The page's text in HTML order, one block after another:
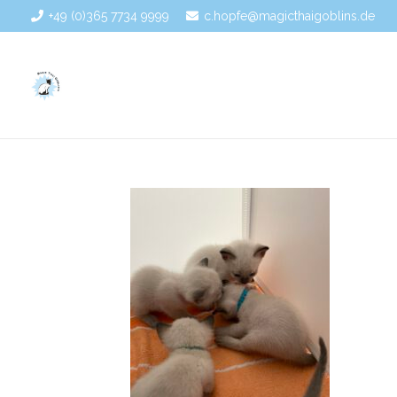
+49 (0)365 7734 9999 c.hopfe@magicthaigoblins.de